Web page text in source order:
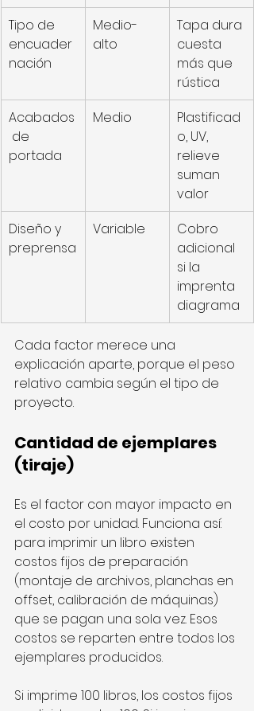
Tipo de
encuader
nación
Medio-
alto
Tapa dura
cuesta
más que
rústica
Acabados
de
portada
Medio
Plastificad
o, UV,
relieve
suman
valor
Diseño y
preprensa
Variable
Cobro
adicional
si la
imprenta
diagrama
Cada factor merece una
explicación aparte, porque el peso
relativo cambia según el tipo de
proyecto.
Cantidad de ejemplares
(tiraje)
Es el factor con mayor impacto en
el costo por unidad. Funciona así:
para imprimir un libro existen
costos fijos de preparación
(montaje de archivos, planchas en
offset, calibración de máquinas)
que se pagan una sola vez. Esos
costos se reparten entre todos los
ejemplares producidos.
Si imprime 100 libros, los costos fijos